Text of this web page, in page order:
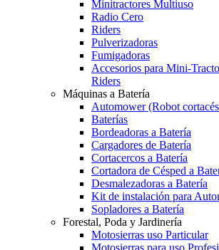
Minitractores Multiuso
Radio Cero
Riders
Pulverizadoras
Fumigadoras
Accesorios para Mini-
Riders
Máquinas a Batería
Automower (Robot
Baterías
Bordeadoras a Batería
Cargadores de Batería
Cortacercos a Batería
Cortadora de Césped a
Desmalezadoras a Batería
Kit de instalación para
Sopladores a Batería
Forestal, Poda y Jardinería
Motosierras uso Particular
Motosierras para uso